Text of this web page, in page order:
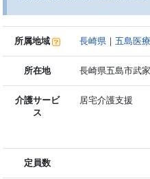
所属地域 長崎県 ｜五島医
所在地 長崎県五島市武
介護サービ
ス
居宅介護支援
定員数